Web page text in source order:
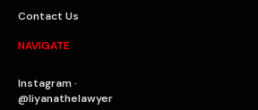
Contact Us
NAVIGATE
Instagram ·
@liyanathelawyer